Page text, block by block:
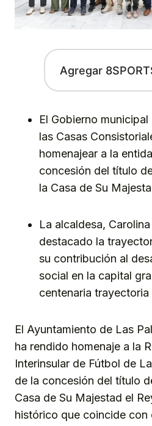
Agregar
El Gobierno
las Casas
homenajear a la
concesión del título
la Casa de Su
La alcaldesa,
destacado la
su contribución al
social en la capital
centenaria trayectoria
El Ayuntamiento de Las
ha rendido homenaje a la
Interinsular de Fútbol de
de la concesión del título
Casa de Su Majestad el
histórico que coincide con